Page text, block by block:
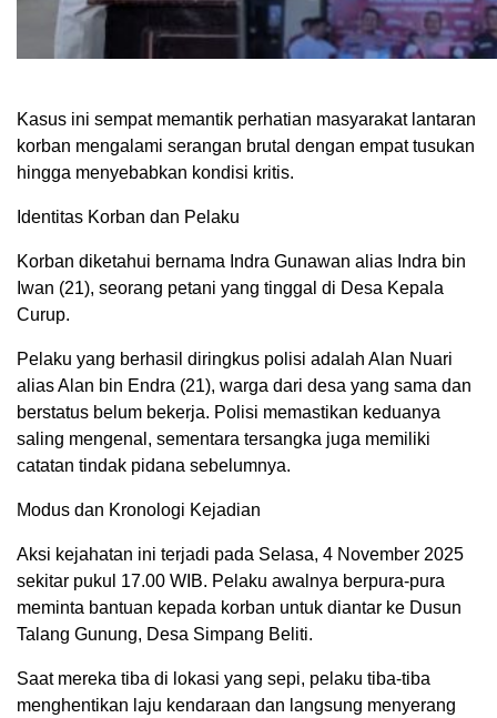
Kasus ini sempat memantik perhatian masyarakat lantaran
korban mengalami serangan brutal dengan empat tusukan
hingga menyebabkan kondisi kritis.
Identitas Korban dan Pelaku
Korban diketahui bernama Indra Gunawan alias Indra bin
Iwan (21), seorang petani yang tinggal di Desa Kepala
Curup.
Pelaku yang berhasil diringkus polisi adalah Alan Nuari
alias Alan bin Endra (21), warga dari desa yang sama dan
berstatus belum bekerja. Polisi memastikan keduanya
saling mengenal, sementara tersangka juga memiliki
catatan tindak pidana sebelumnya.
Modus dan Kronologi Kejadian
Aksi kejahatan ini terjadi pada Selasa, 4 November 2025
sekitar pukul 17.00 WIB. Pelaku awalnya berpura-pura
meminta bantuan kepada korban untuk diantar ke Dusun
Talang Gunung, Desa Simpang Beliti.
Saat mereka tiba di lokasi yang sepi, pelaku tiba-tiba
menghentikan laju kendaraan dan langsung menyerang